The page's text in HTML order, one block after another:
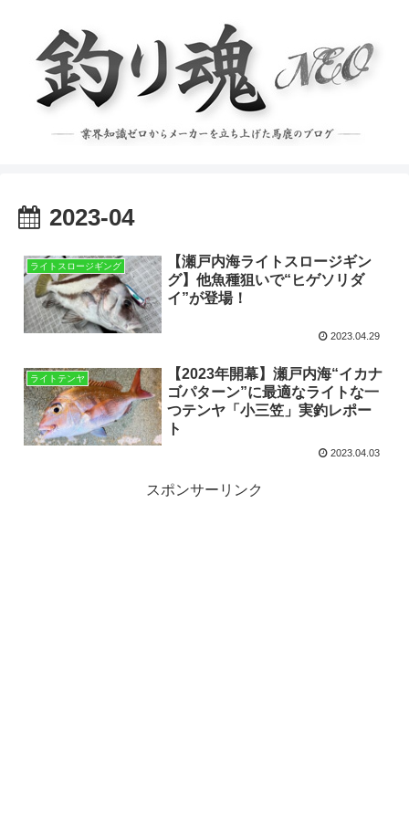
2023-04
ライトスロージギング
【瀬戸内海ライトスロージギン
グ】他魚種狙いで“ヒゲソリダ
イ”が登場！
2023.04.29
ライトテンヤ
【2023年開幕】瀬戸内海“イカナ
ゴパターン”に最適なライトな一
つテンヤ「小三笠」実釣レポー
ト
2023.04.03
スポンサーリンク